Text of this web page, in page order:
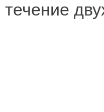
течение